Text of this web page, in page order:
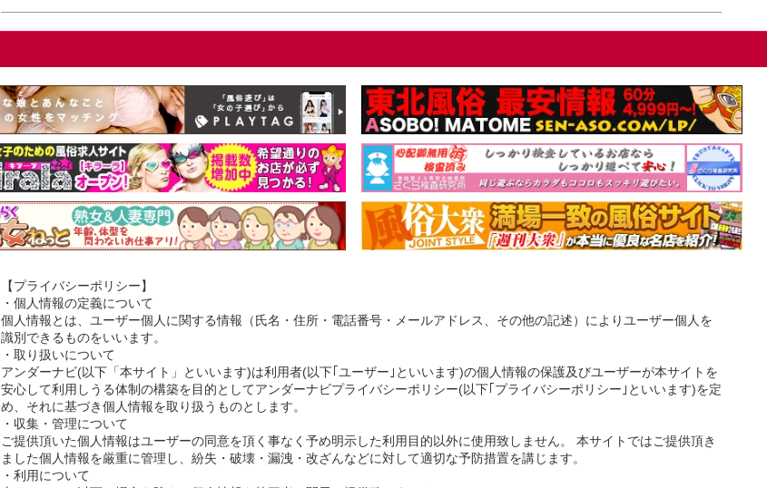
【プライバシーポリシー】
・個人情報の定義について
個人情報とは、ユーザー個人に関する情報（氏名・住所・電話番号・メールアドレス、その他の記述）によりユーザー個人を
識別できるものをいいます。
・取り扱いについて
アンダーナビ(以下「本サイト」といいます)は利用者(以下｢ユーザー｣といいます)の個人情報の保護及びユーザーが本サイトを
安心して利用しうる体制の構築を目的としてアンダーナビプライバシーポリシー(以下｢プライバシーポリシー｣といいます)を定
め、それに基づき個人情報を取り扱うものとします。
・収集・管理について
ご提供頂いた個人情報はユーザーの同意を頂く事なく予め明示した利用目的以外に使用致しません。 本サイトではご提供頂き
ました個人情報を厳重に管理し、紛失・破壊・漏洩・改ざんなどに対して適切な予防措置を講じます。
・利用について